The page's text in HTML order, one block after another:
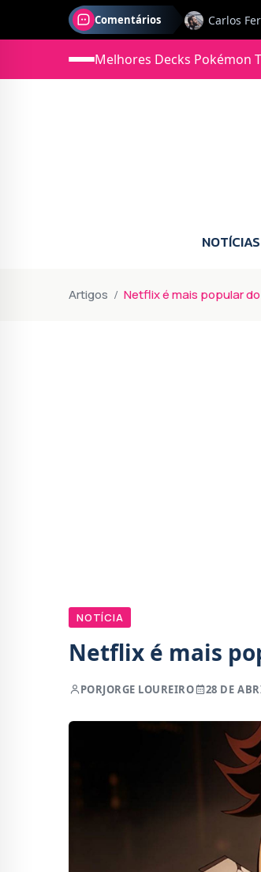
Comentários
Jonas
Melhores Decks Pokémon
NOTÍCIAS
Artigos Netflix é mais popular
NOTÍCIA
Netflix é mais
PORJORGE LOUREIRO 28 DE